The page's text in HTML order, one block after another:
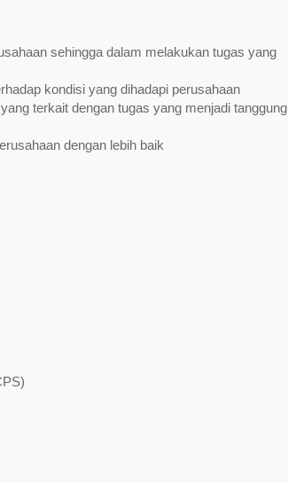
sehingga dalam melakukan tugas yang
kondisi yang dihadapi perusahaan
terkait dengan tugas yang menjadi tanggung
dengan lebih baik